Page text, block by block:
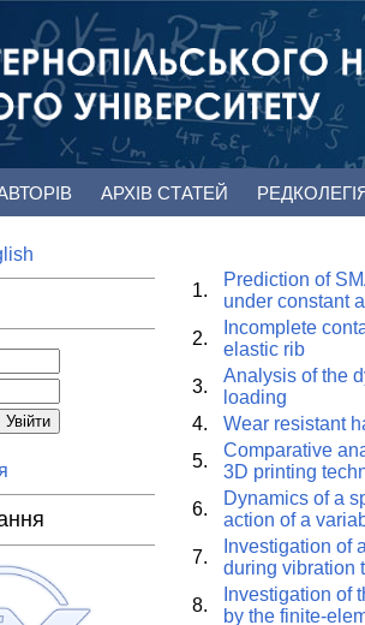
АРХІВ СТАТЕЙ
1.
Prediction of
under constant
2.
Incomplete
elastic rib
3.
Analysis of the
loading
4.
Wear resistant
5.
Comparative
3D printing
6.
Dynamics of a
action of a
7.
Investigation of
during vibration
8.
Investigation of
by the finite-